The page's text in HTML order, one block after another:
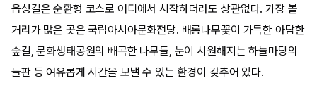
읍성길은 순환형 코스로 어디에서 시작하더라도 상관없다. 가장 볼
거리가 많은 곳은 국립아시아문화전당. 배롱나무꽃이 가득한 아담한
숲길, 문화생태공원의 빼곡한 나무들, 눈이 시원해지는 하늘마당의
들판 등 여유롭게 시간을 보낼 수 있는 환경이 갖추어 있다.